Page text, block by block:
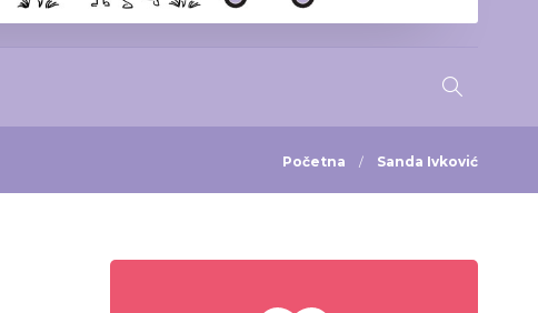
Početna Sanda Ivković